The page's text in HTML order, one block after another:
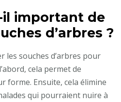
il important de
d’arbres ?
les souches d’arbres pour
cela permet de
forme. Ensuite, cela élimine
qui pourraient nuire à